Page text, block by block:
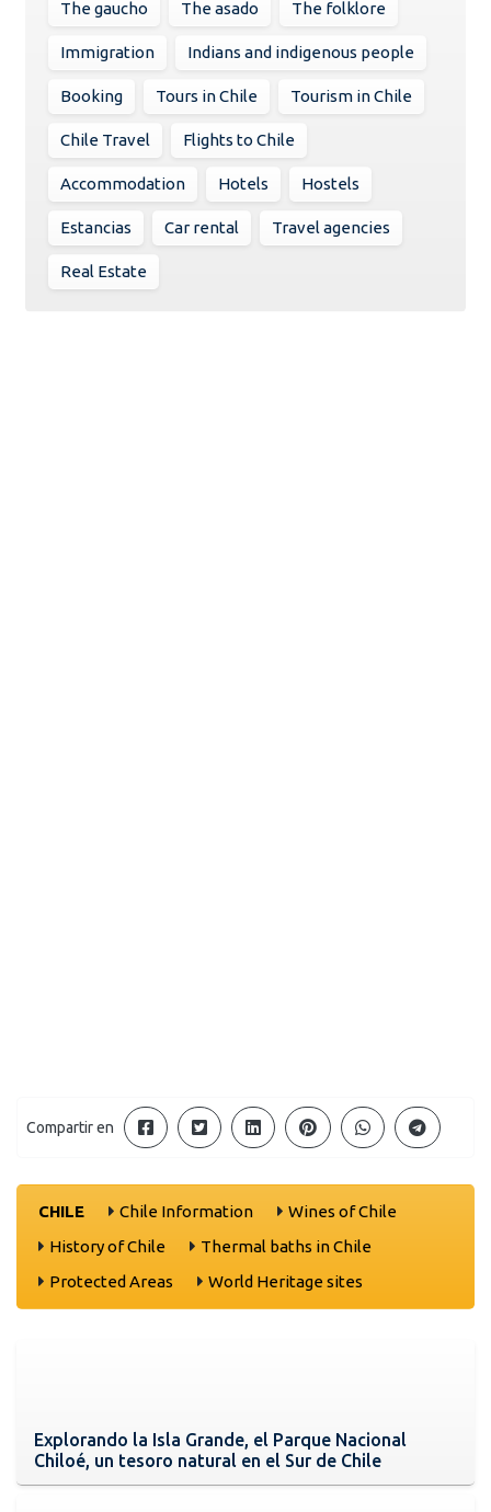
The gaucho The asado The folklore
Immigration Indians and indigenous people
Booking Tours in Chile Tourism in Chile
Chile Travel Flights to Chile
Accommodation Hotels Hostels
Estancias Car rental Travel agencies
Real Estate
Compartir en
CHILE Chile Information
Wines of Chile
History of Chile
Thermal baths in Chile
Protected Areas
World Heritage sites
Explorando la Isla Grande, el Parque Nacional
Chiloé, un tesoro natural en el Sur de Chile